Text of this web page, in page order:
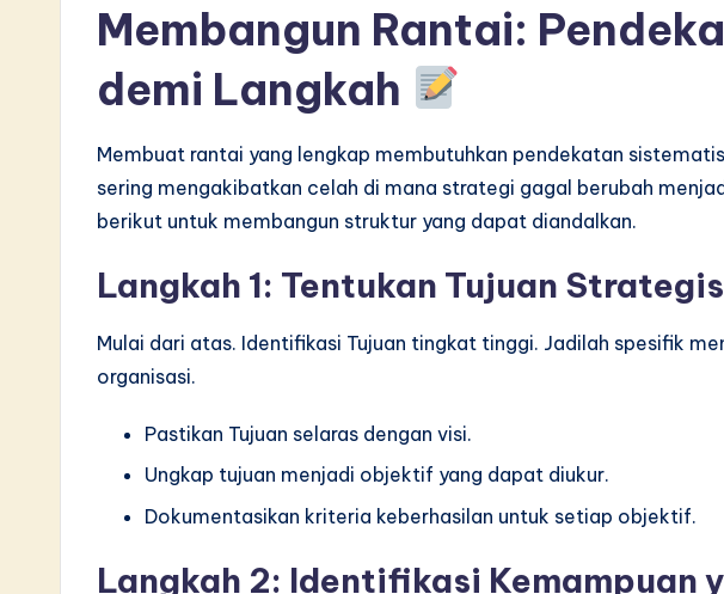
Membangun Rantai:
demi Langkah
Membuat rantai yang lengkap membutuhkan pendekatan
sering mengakibatkan celah di mana strategi gagal berubah
berikut untuk membangun struktur yang dapat diandalkan.
Langkah 1: Tentukan Tujuan Strategis
Mulai dari atas. Identifikasi Tujuan tingkat tinggi. Jadilah spesifik
organisasi.
Pastikan Tujuan selaras dengan visi.
Ungkap tujuan menjadi objektif yang dapat diukur.
Dokumentasikan kriteria keberhasilan untuk setiap objektif.
Langkah 2: Identifikasi Kemampuan